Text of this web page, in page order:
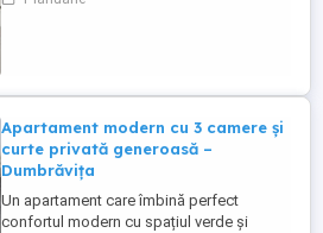
Detalii proprietate : • Suprafață utilă: 100
Apartament modern cu 3 camere și
curte privată generoasă –
Dumbrăvița
Un apartament care îmbină perfect
confortul modern cu spațiul verde și